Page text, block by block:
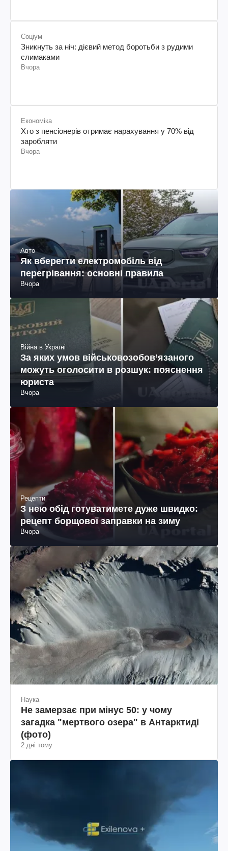
Соціум
Зникнуть за ніч: дієвий метод боротьби з рудими
слимаками
Вчора
Економіка
Хто з пенсіонерів отримає нарахування у 70% від
заробляти
Вчора
Авто
Як вберегти електромобіль від
перегрівання: основні правила
Вчора
Війна в Україні
За яких умов військовозобов’язаного
можуть оголосити в розшук: пояснення
юриста
Вчора
Рецепти
З нею обід готуватимете дуже швидко:
рецепт борщової заправки на зиму
Вчора
Наука
Не замерзає при мінус 50: у чому
загадка "мертвого озера" в Антарктиді
(фото)
2 дні тому